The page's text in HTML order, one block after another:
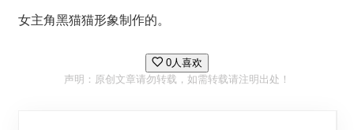
女主角黑猫猫形象制作的。
0人喜欢
声明：原创文章请勿转载，如需转载请注明出处！